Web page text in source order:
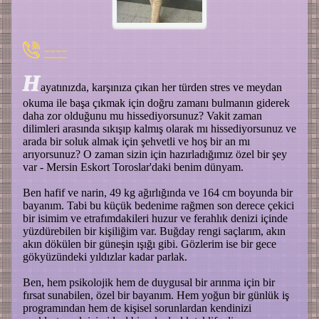
----
Hayatınızda, karşınıza çıkan her türden stres ve meydan
okuma ile başa çıkmak için doğru zamanı bulmanın giderek
daha zor olduğunu mu hissediyorsunuz? Vakit zaman
dilimleri arasında sıkışıp kalmış olarak mı hissediyorsunuz ve
arada bir soluk almak için şehvetli ve hoş bir an mı
arıyorsunuz? O zaman sizin için hazırladığımız özel bir şey
var - Mersin Eskort Toroslar'daki benim dünyam.
Ben hafif ve narin, 49 kg ağırlığında ve 164 cm boyunda bir
bayanım. Tabi bu küçük bedenime rağmen son derece çekici
bir isimim ve etrafımdakileri huzur ve ferahlık denizi içinde
yüzdürebilen bir kişiliğim var. Buğday rengi saçlarım, akın
akın dökülen bir güneşin ışığı gibi. Gözlerim ise bir gece
gökyüzündeki yıldızlar kadar parlak.
Ben, hem psikolojik hem de duygusal bir arınma için bir
fırsat sunabilen, özel bir bayanım. Hem yoğun bir günlük iş
programından hem de kişisel sorunlardan kendinizi